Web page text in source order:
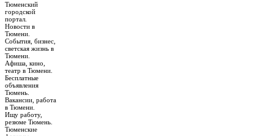
Тюменский
городской
портал.
Новости в
Тюмени.
События, бизнес,
светская жизнь в
Тюмени.
Афиша, кино,
театр в Тюмени.
Бесплатные
объявления
Тюмень.
Вакансии, работа
в Тюмени.
Ищу работу,
резюме Тюмень.
Тюменские